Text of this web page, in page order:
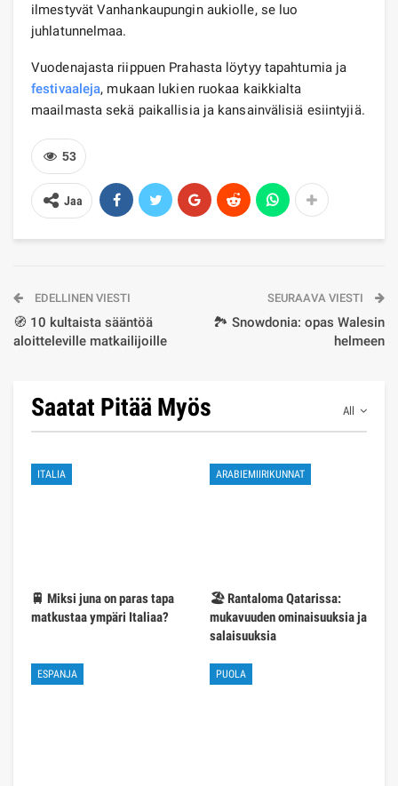
ilmestyvät Vanhankaupungin aukiolle, se luo
juhlatunnelmaa.
Vuodenajasta riippuen Prahasta löytyy tapahtumia ja
festivaaleja, mukaan lukien ruokaa kaikkialta
maailmasta sekä paikallisia ja kansainvälisiä esiintyjiä.
53
Jaa
EDELLINEN VIESTI
🧭 10 kultaista sääntöä
aloitteleville matkailijoille
SEURAAVA VIESTI
🏞️ Snowdonia: opas Walesin
helmeen
All
Saatat Pitää Myös
ITALIA
🚆 Miksi juna on paras tapa
matkustaa ympäri Italiaa?
ARABIEMIIRIKUNNAT
🏖️ Rantaloma Qatarissa:
mukavuuden ominaisuuksia ja
salaisuuksia
ESPANJA PUOLA